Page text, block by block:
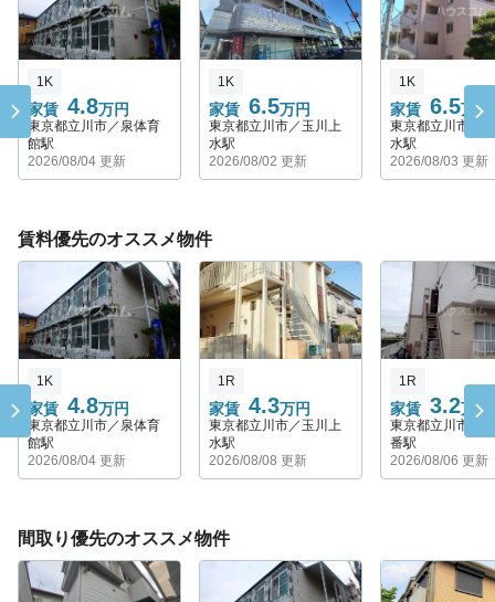
家賃 4.8万円
1K
東京都立川市／泉体育
館駅
2026/08/04 更新
家賃 6.5万円
1K
東京都立川市／玉川上
水駅
2026/08/02 更新
家賃 6.5万円
1K
東京都立川市／
水駅
2026/08/03 更新
賃料優先のオススメ物件
家賃 4.8万円
1K
東京都立川市／泉体育
館駅
2026/08/04 更新
家賃 4.3万円
1R
東京都立川市／玉川上
水駅
2026/08/08 更新
家賃 3.2万円
1R
東京都立川市／
番駅
2026/08/06 更新
間取り優先のオススメ物件